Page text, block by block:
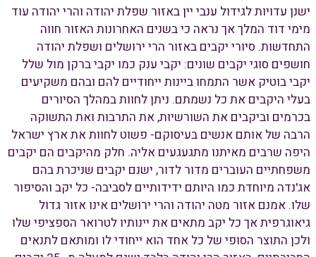
ישנן עדויות לגידול ענבי יין באזור שפלת יהודה והרי יהודה עוד
מימי דוד המלך אך נראה כי בשנים האחרונות האזור חווה
התחדשות. סיורי יקבים באזור הרי ירושלים ושפלת יהודה
חושפים סוגי יקבים שונים: יקבי ענק כמו יקבי ברקן מול שלל
יקבי בוטיק אשר התמחו ביינות ייחודיים להם ובהם משקיעים
בעלי היקבים את כל נשמתם. ניתן לחוות במהלך הסיורים
בכרמים וביקבים את השורשיות, את התרבות ואת התשוקה
הרבה של אותם אנשים בעיסוקם- פשוט לחוות את ארץ ישראל
היפה שרבים מאיתנו מתגעגעים אליה. חלק מהיקבים הם יקבים
משפחתיים העוברים מדור לדור, ישנם יקבים שניכרת בהם
אג'נדה מיוחדת כמו היותם ידידותיים לסביבה- כל יקב והסיפור
שלו. אמנם אזור מטה יהודה והרי ירושלים אינו אזור גדול
גיאוגרפית אך כל יקב מתאים את יינותיו לטרואר הספציפי שלו
ולכן התוצר הסופי של כל אחד הוא ייחודי לו ומותאם לתנאים